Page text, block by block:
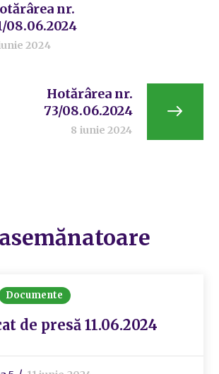
nr.
08.06.2024
2024
Hotărârea nr.
73/08.06.2024
8 iunie 2024
Documente
de presă 11.06.2024